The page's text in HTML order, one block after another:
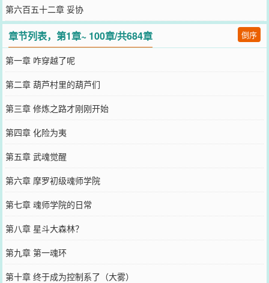
第六百五十二章 妥协
章节列表，第1章~ 100章/共684章 倒序
第一章 咋穿越了呢
第二章 葫芦村里的葫芦们
第三章 修炼之路才刚刚开始
第四章 化险为夷
第五章 武魂觉醒
第六章 摩罗初级魂师学院
第七章 魂师学院的日常
第八章 星斗大森林？
第九章 第一魂环
第十章 终于成为控制系了（大雾）